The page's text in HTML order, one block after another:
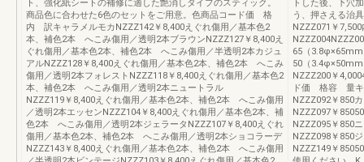
ト、強化紙シートの補修に適した艶消しタイプのスティック。
商品色に合わせた6色のセットをご用意。色商品コード価 格
内 訳キャラメルモカNZZZ142￥8,400えぐれ傷用／基本色2
本、補色2本 へこみ傷用／透明2本ブラウンNZZZ127￥8,400え
ぐれ傷用／基本色2本、補色2本 へこみ傷用／半透明2本カジュ
アルNZZZ128￥8,400えぐれ傷用／基本色2本、補色2本 へこみ
傷用／透明2本フォレストNZZZ118￥8,400えぐれ傷用／基本色2
本、補色2本 へこみ傷用／透明2本ニュートラル
NZZZ119￥8,400えぐれ傷用／基本色2本、補色2本 へこみ傷用
／透明2本エッセンNZZZ104￥8,400えぐれ傷用／基本色2本、補
色2本 へこみ傷用／透明2本ジェラータNZZZ107￥8,400えぐれ
傷用／基本色2本、補色2本 へこみ傷用／透明2本ショコラーデ
NZZZ143￥8,400えぐれ傷用／基本色2本、補色2本 へこみ傷用
トした後、下穴
う、押さえる治
NZZZ071￥
65（3.8φ×65mm
50（
NZZZ200￥
ド価 格容 量キ
NZZZ092￥850
NZZZ097￥
NZZZ095￥850
NZZZ098￥850
NZZZ149￥